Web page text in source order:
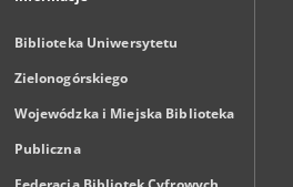
Biblioteka Uniwersytetu
Zielonogórskiego
Wojewódzka i Miejska Biblioteka
Publiczna